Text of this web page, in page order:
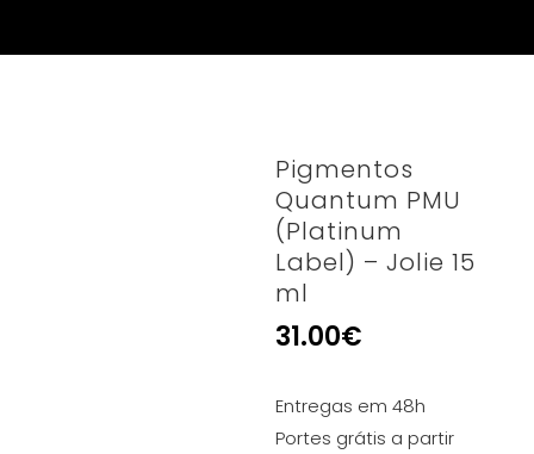
Pigmentos
Quantum PMU
(Platinum
Label) – Jolie 15
ml
31.00€
Entregas em 48h
Portes grátis a partir